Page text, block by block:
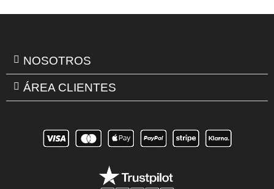
NOSOTROS
ÁREA CLIENTES